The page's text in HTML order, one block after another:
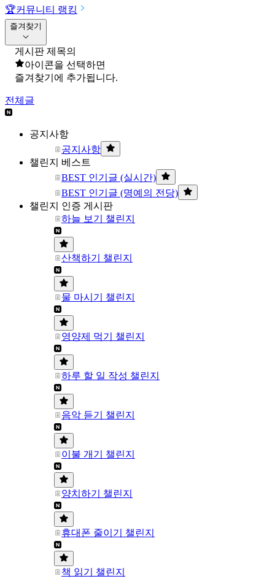
🏆커뮤니티 랭킹
즐겨찾기
게시판 제목의
아이콘을 선택하면
즐겨찾기에 추가됩니다.
전체글
공지사항
공지사항
챌린지 베스트
BEST 인기글 (실시간)
BEST 인기글 (명예의 전당)
챌린지 인증 게시판
하늘 보기 챌린지
산책하기 챌린지
물 마시기 챌린지
영양제 먹기 챌린지
하루 할 일 작성 챌린지
음악 듣기 챌린지
이불 개기 챌린지
양치하기 챌린지
휴대폰 줄이기 챌린지
책 읽기 챌린지